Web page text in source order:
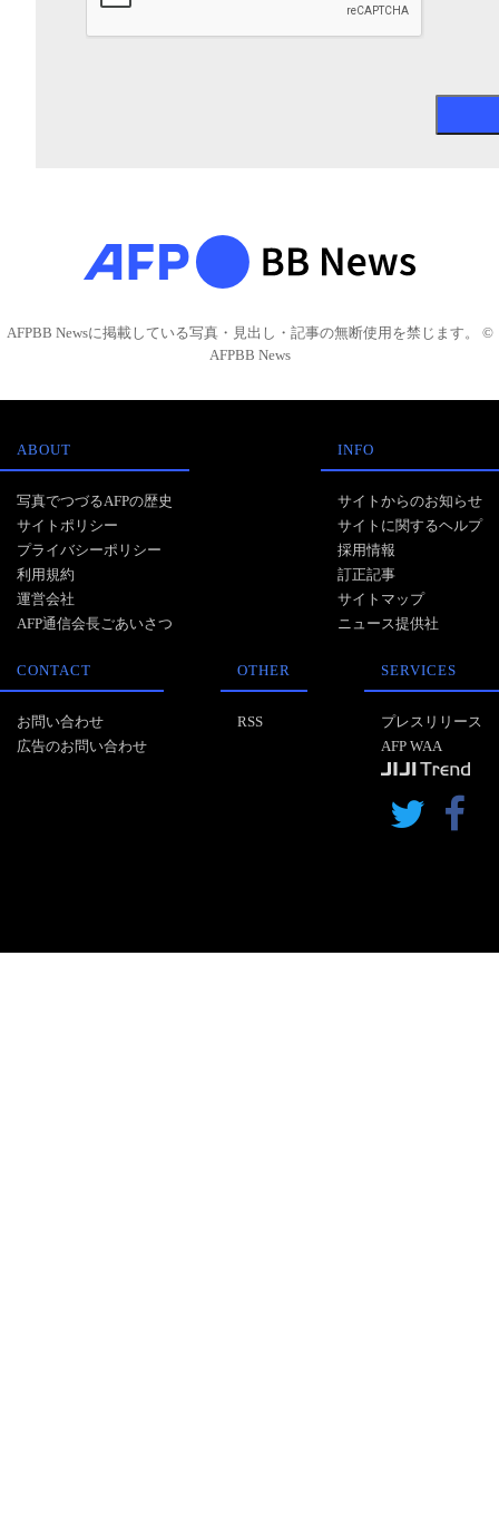
AFPBB Newsに掲載している写真・見出し・記事の無断使用を禁じます。 ©
AFPBB News
ABOUT
写真でつづるAFPの歴史
サイトポリシー
プライバシーポリシー
利用規約
運営会社
AFP通信会長ごあいさつ
INFO
サイトからのお知らせ
サイトに関するヘルプ
採用情報
訂正記事
サイトマップ
ニュース提供社
CONTACT
お問い合わせ
広告のお問い合わせ
OTHER
RSS
SERVICES
プレスリリース
AFP WAA